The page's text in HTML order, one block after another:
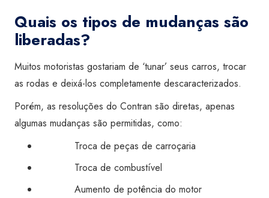
Quais os tipos de mudanças são
liberadas?
Muitos motoristas gostariam de ‘tunar’ seus carros, trocar
as rodas e deixá-los completamente descaracterizados.
Porém, as resoluções do Contran são diretas, apenas
algumas mudanças são permitidas, como:
Troca de peças de carroçaria
Troca de combustível
Aumento de potência do motor